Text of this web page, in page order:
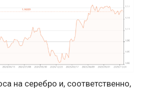
на серебро и, соответственно,